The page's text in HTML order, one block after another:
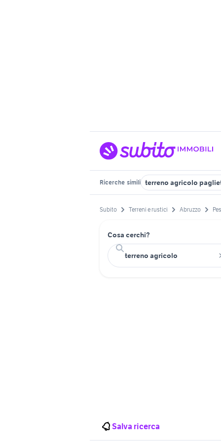
Ricerche simili terreno agricolo
Subito Terreni e rustici Abruzzo
Cosa cerchi?
Salva ricerca